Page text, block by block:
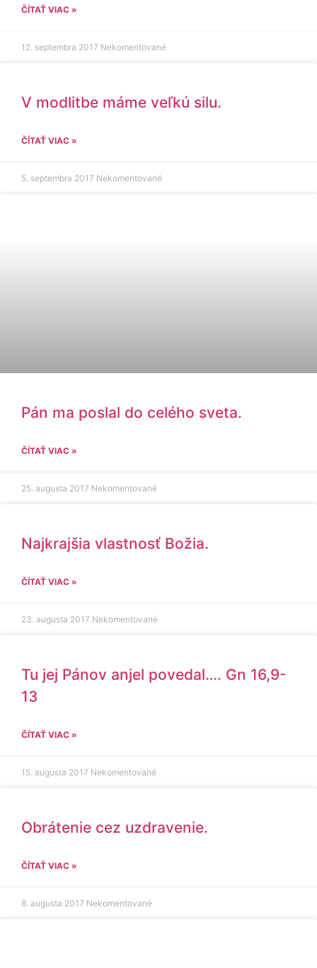
ČÍTAŤ VIAC »
12. septembra 2017 Nekomentované
V modlitbe máme veľkú silu.
ČÍTAŤ VIAC »
5. septembra 2017 Nekomentované
Pán ma poslal do celého sveta.
ČÍTAŤ VIAC »
25. augusta 2017 Nekomentované
Najkrajšia vlastnosť Božia.
ČÍTAŤ VIAC »
23. augusta 2017 Nekomentované
Tu jej Pánov anjel povedal…. Gn 16,9-
13
ČÍTAŤ VIAC »
15. augusta 2017 Nekomentované
Obrátenie cez uzdravenie.
ČÍTAŤ VIAC »
8. augusta 2017 Nekomentované